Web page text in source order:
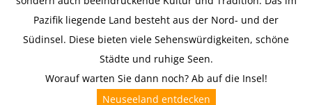
Pazifik liegende Land besteht aus der Nord- und der
Südinsel. Diese bieten viele Sehenswürdigkeiten, schöne
Städte und ruhige Seen.
Worauf warten Sie dann noch? Ab auf die Insel!
Neuseeland entdecken